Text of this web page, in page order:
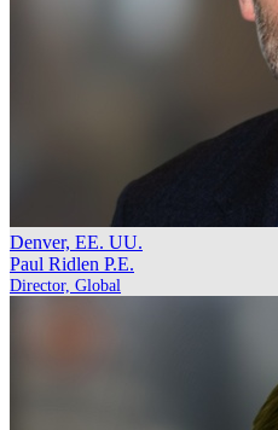
Denver, EE. UU.
Paul Ridlen P.E.
Director, Global